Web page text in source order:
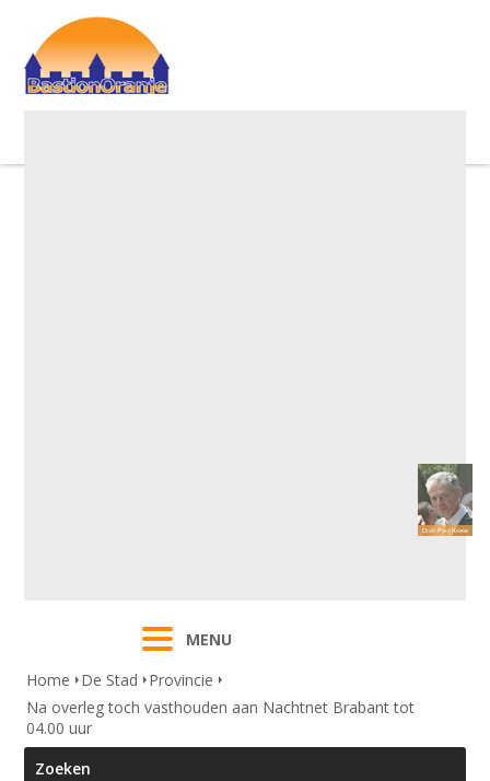
MENU
Home
De Stad
Provincie
Na overleg toch vasthouden aan Nachtnet Brabant tot
04.00 uur
Zoeken